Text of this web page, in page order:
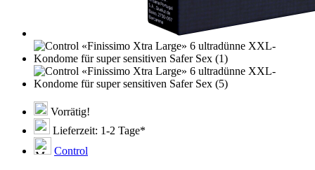
Vorrätig!
Lieferzeit: 1-2 Tage*
Control